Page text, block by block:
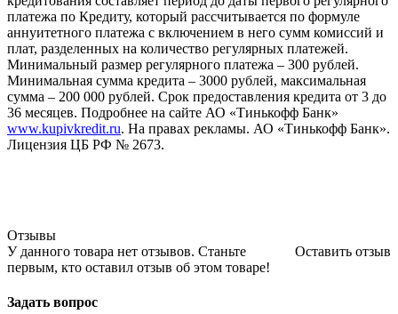
платежа по Кредиту, который рассчитывается по формуле
аннуитетного платежа с включением в него сумм комиссий и
плат, разделенных на количество регулярных платежей.
Минимальный размер регулярного платежа – 300 рублей.
Минимальная сумма кредита – 3000 рублей, максимальная
сумма – 200 000 рублей. Срок предоставления кредита от 3 до
36 месяцев. Подробнее на сайте АО «Тинькофф Банк»
www.kupivkredit.ru. На правах рекламы. АО «Тинькофф Банк».
Лицензия ЦБ РФ № 2673.
Отзывы
Оставить отзыв
У данного товара нет отзывов. Станьте
первым, кто оставил отзыв об этом товаре!
Задать вопрос